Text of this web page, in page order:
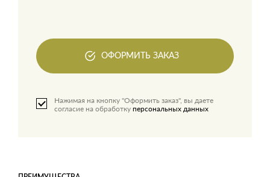
ОФОРМИТЬ ЗАКАЗ
Нажимая на кнопку "Оформить заказ", вы даете
согласие на обработку персональных данных